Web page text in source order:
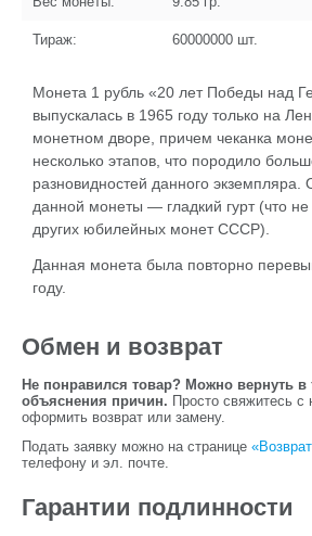
Тираж: 60000000 шт.
Монета 1 рубль «20 лет Победы над
выпускалась в 1965 году только на
монетном дворе, причем чеканка
несколько этапов, что породило
разновидностей данного экземпляра.
данной монеты — гладкий гурт (что не
других юбилейных монет СССР).
Данная монета была повторно
году.
Обмен и возврат
Не понравился товар? Можно вернуть в
объяснения причин. Просто свяжитесь
оформить возврат или замену.
Подать заявку можно на странице
телефону и эл. почте.
Гарантии подлинности